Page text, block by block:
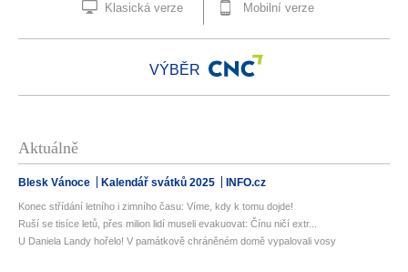
Klasická verze Mobilní verze
VÝBĚR
Aktuálně
Blesk Vánoce Kalendář svátků 2025 INFO.cz
Konec střídání letního i zimního času: Víme, kdy k tomu dojde!
Ruší se tisíce letů, přes milion lidí museli evakuovat: Čínu ničí extr...
U Daniela Landy hořelo! V památkově chráněném domě vypalovali vosy